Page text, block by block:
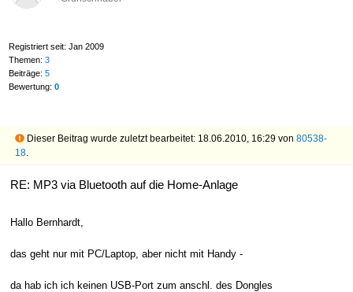
Registriert seit: Jan 2009
Themen: 3
Beiträge: 5
Bewertung: 0
Dieser Beitrag wurde zuletzt bearbeitet: 18.06.2010, 16:29 von 80538-
18
RE: MP3 via Bluetooth auf die Home-Anlage
Hallo Bernhardt,
das geht nur mit PC/Laptop, aber nicht mit Handy -
da hab ich ich keinen USB-Port zum anschl. des Dongles